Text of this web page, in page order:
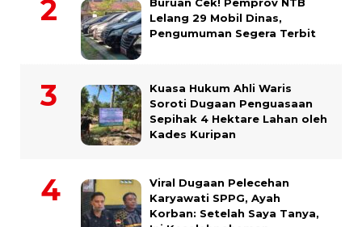
Buruan Cek! Pemprov NTB
Lelang 29 Mobil Dinas,
Pengumuman Segera Terbit
Kuasa Hukum Ahli Waris
Soroti Dugaan Penguasaan
Sepihak 4 Hektare Lahan oleh
Kades Kuripan
Viral Dugaan Pelecehan
Karyawati SPPG, Ayah
Korban: Setelah Saya Tanya,